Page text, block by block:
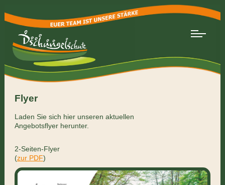
Flyer
Laden Sie sich hier unseren aktuellen
Angebotsflyer herunter.
2-Seiten-Flyer
(zur PDF)